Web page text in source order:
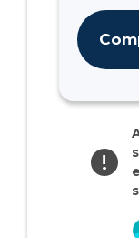
!